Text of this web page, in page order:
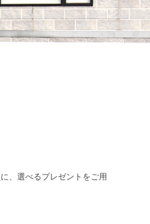
、選べるプレゼントをご用